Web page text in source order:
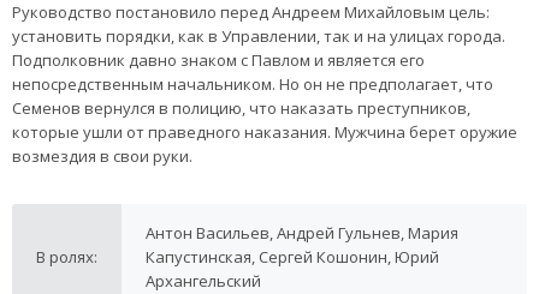
Руководство постановило перед Андреем Михайловым цель:
установить порядки, как в Управлении, так и на улицах города.
Подполковник давно знаком с Павлом и является его
непосредственным начальником. Но он не предполагает, что
Семенов вернулся в полицию, что наказать преступников,
которые ушли от праведного наказания. Мужчина берет оружие
возмездия в свои руки.
В ролях:
Антон Васильев, Андрей Гульнев, Мария
Капустинская, Сергей Кошонин, Юрий
Архангельский